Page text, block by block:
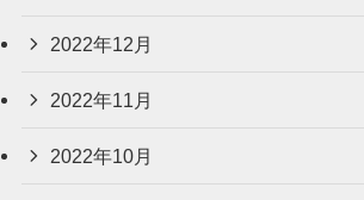
2022年12月
2022年11月
2022年10月